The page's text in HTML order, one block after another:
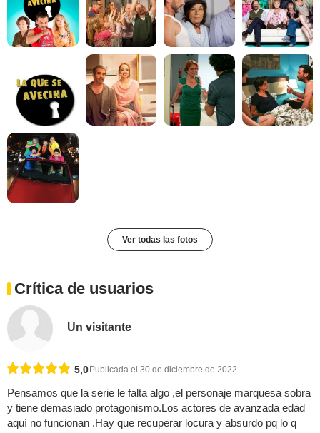
Ver todas las fotos
Crítica de usuarios
Un visitante
5,0Publicada el 30 de diciembre de 2022
Pensamos que la serie le falta algo ,el personaje marquesa sobra
y tiene demasiado protagonismo.Los actores de avanzada edad
aquí no funcionan .Hay que recuperar locura y absurdo pq lo q